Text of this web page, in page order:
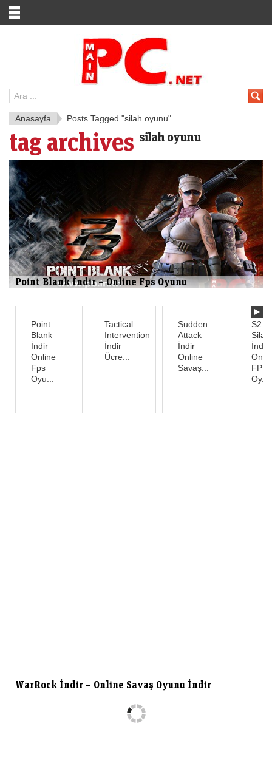
Anasayfa Posts Tagged "silah oyunu"
tag archives silah oyunu
Point Blank İndir – Online Fps Oyunu
Point
Blank
İndir –
Online
Fps
Oyu...
Tactical
Intervention
İndir –
Ücre...
Sudden
Attack
İndir –
Online
Savaş...
Silah
İndir
FPS
Oy...
WarRock İndir – Online Savaş Oyunu İndir